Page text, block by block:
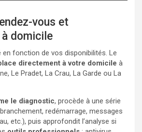
vous et
domicile
en fonction de vos disponibilités. Le
directement à votre domicile à
Le Pradet, La Crau, La Garde ou La
le diagnostic, procède à une série
redémarrage, messages
etc.), puis approfondit l’analyse si